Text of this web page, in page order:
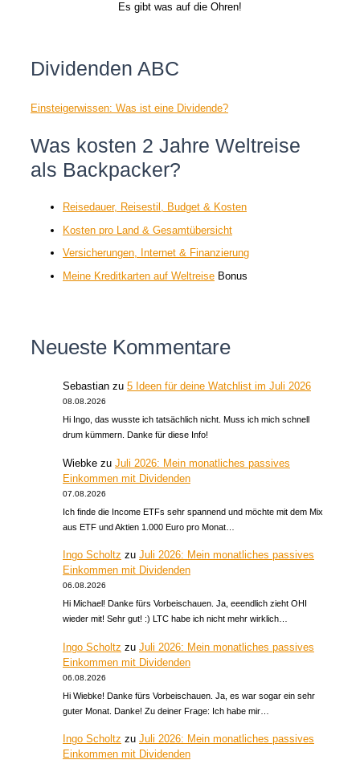
Es gibt was auf die Ohren!
Dividenden ABC
Einsteigerwissen: Was ist eine Dividende?
Was kosten 2 Jahre Weltreise
als Backpacker?
Reisedauer, Reisestil, Budget & Kosten
Kosten pro Land & Gesamtübersicht
Versicherungen, Internet & Finanzierung
Meine Kreditkarten auf Weltreise Bonus
Neueste Kommentare
Sebastian zu 5 Ideen für deine Watchlist im Juli 2026
08.08.2026
Hi Ingo, das wusste ich tatsächlich nicht. Muss ich mich schnell
drum kümmern. Danke für diese Info!
Wiebke zu Juli 2026: Mein monatliches passives
Einkommen mit Dividenden
07.08.2026
Ich finde die Income ETFs sehr spannend und möchte mit dem Mix
aus ETF und Aktien 1.000 Euro pro Monat…
Ingo Scholtz zu Juli 2026: Mein monatliches passives
Einkommen mit Dividenden
06.08.2026
Hi Michael! Danke fürs Vorbeischauen. Ja, eeendlich zieht OHI
wieder mit! Sehr gut! :) LTC habe ich nicht mehr wirklich…
Ingo Scholtz zu Juli 2026: Mein monatliches passives
Einkommen mit Dividenden
06.08.2026
Hi Wiebke! Danke fürs Vorbeischauen. Ja, es war sogar ein sehr
guter Monat. Danke! Zu deiner Frage: Ich habe mir…
Ingo Scholtz zu Juli 2026: Mein monatliches passives
Einkommen mit Dividenden